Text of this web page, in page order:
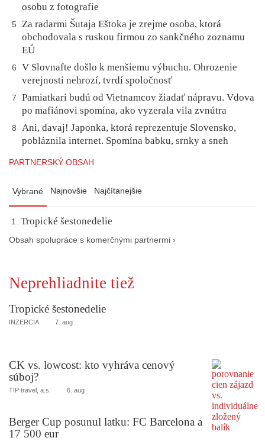
osobu z fotografie
5
Za radarmi Šutaja Eštoka je zrejme osoba, ktorá
obchodovala s ruskou firmou zo sankčného zoznamu
EÚ
6
V Slovnafte došlo k menšiemu výbuchu. Ohrozenie
verejnosti nehrozí, tvrdí spoločnosť
7
Pamiatkari budú od Vietnamcov žiadať nápravu. Vdova
po mafiánovi spomína, ako vyzerala vila zvnútra
8
Ani, davaj! Japonka, ktorá reprezentuje Slovensko,
pobláznila internet. Spomína babku, srnky a sneh
PARTNERSKÝ OBSAH
Vybrané Najnovšie Najčítanejšie
Tropické šestonedelie
Obsah spolupráce s komerčnými partnermi ›
Neprehliadnite tiež
Tropické šestonedelie
INZERCIA 7. aug
CK vs. lowcost: kto vyhráva cenový
súboj?
TIP travel, a.s. 6. aug
Berger Cup posunul latku: FC Barcelona a
17 500 eur